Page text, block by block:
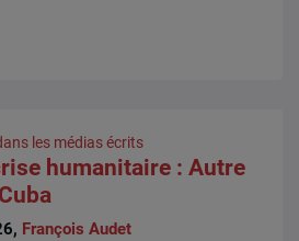
les médias écrits
humanitaire : Autre
François Audet